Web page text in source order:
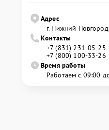
Адрес
г. Нижний
Контакты
+7 (831) 231-05-25
+7 (800) 100-33-26
Время работы
Работаем с 09:00